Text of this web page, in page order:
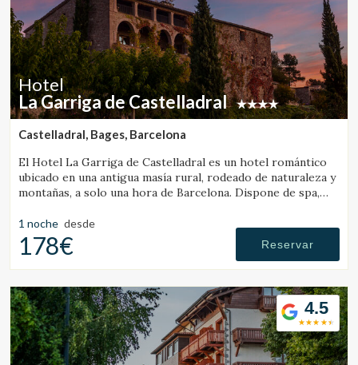
Hotel
La Garriga de Castelladral
Castelladral, Bages, Barcelona
El Hotel La Garriga de Castelladral es un hotel romántico
ubicado en una antigua masía rural, rodeado de naturaleza y
montañas, a solo una hora de Barcelona. Dispone de spa,
1 noche desde
178€ Reservar
4.5